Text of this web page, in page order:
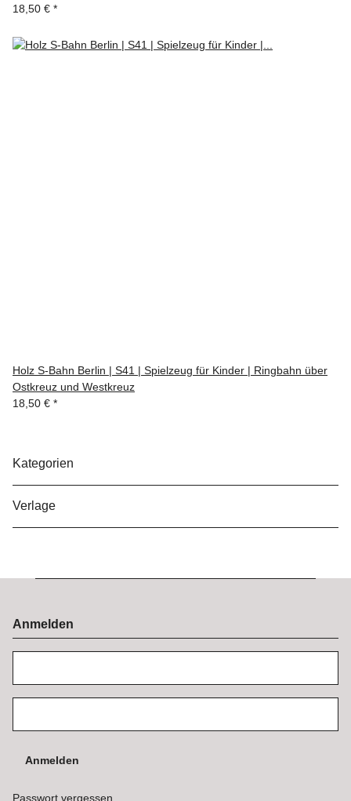
18,50 € *
Holz S-Bahn Berlin | S41 | Spielzeug für Kinder | Ringbahn über
Ostkreuz und Westkreuz
18,50 € *
Kategorien
Verlage
Anmelden
Anmelden
Passwort vergessen